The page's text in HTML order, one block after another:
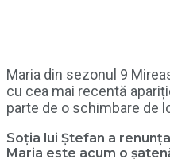
Maria din sezonul 9
cu cea mai recentă
parte de o schimbare de
Soția lui Ștefan a
Maria este acum o